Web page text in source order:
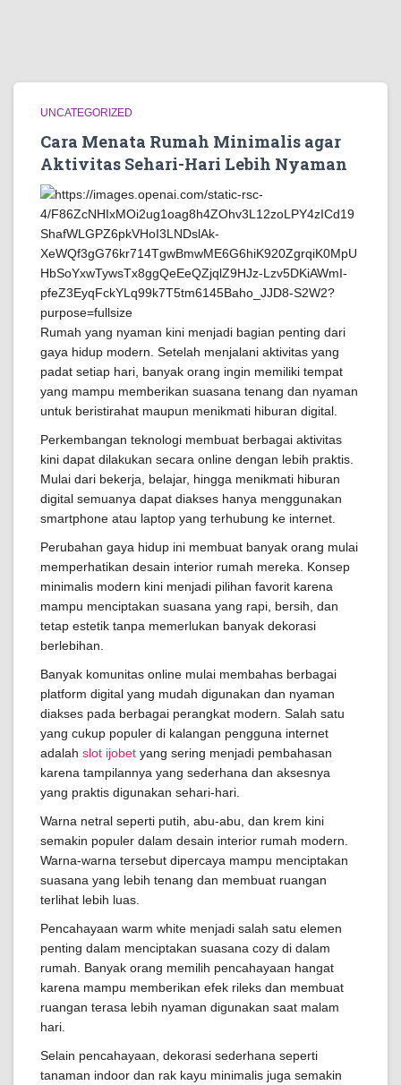
UNCATEGORIZED
Cara Menata Rumah Minimalis agar
Aktivitas Sehari-Hari Lebih Nyaman
Rumah yang nyaman kini menjadi bagian penting dari
gaya hidup modern. Setelah menjalani aktivitas yang
padat setiap hari, banyak orang ingin memiliki tempat
yang mampu memberikan suasana tenang dan nyaman
untuk beristirahat maupun menikmati hiburan digital.
Perkembangan teknologi membuat berbagai aktivitas
kini dapat dilakukan secara online dengan lebih praktis.
Mulai dari bekerja, belajar, hingga menikmati hiburan
digital semuanya dapat diakses hanya menggunakan
smartphone atau laptop yang terhubung ke internet.
Perubahan gaya hidup ini membuat banyak orang mulai
memperhatikan desain interior rumah mereka. Konsep
minimalis modern kini menjadi pilihan favorit karena
mampu menciptakan suasana yang rapi, bersih, dan
tetap estetik tanpa memerlukan banyak dekorasi
berlebihan.
Banyak komunitas online mulai membahas berbagai
platform digital yang mudah digunakan dan nyaman
diakses pada berbagai perangkat modern. Salah satu
yang cukup populer di kalangan pengguna internet
adalah slot ijobet yang sering menjadi pembahasan
karena tampilannya yang sederhana dan aksesnya
yang praktis digunakan sehari-hari.
Warna netral seperti putih, abu-abu, dan krem kini
semakin populer dalam desain interior rumah modern.
Warna-warna tersebut dipercaya mampu menciptakan
suasana yang lebih tenang dan membuat ruangan
terlihat lebih luas.
Pencahayaan warm white menjadi salah satu elemen
penting dalam menciptakan suasana cozy di dalam
rumah. Banyak orang memilih pencahayaan hangat
karena mampu memberikan efek rileks dan membuat
ruangan terasa lebih nyaman digunakan saat malam
hari.
Selain pencahayaan, dekorasi sederhana seperti
tanaman indoor dan rak kayu minimalis juga semakin